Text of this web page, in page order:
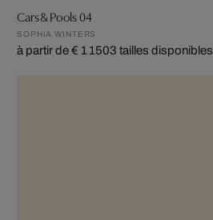
Cars & Pools 04
SOPHIA WINTERS
à partir de € 1 1503 tailles disponibles